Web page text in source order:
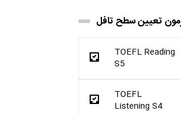
تعیین سطح تافل
TOEFL Reading
S5
TOEFL
Listening S4